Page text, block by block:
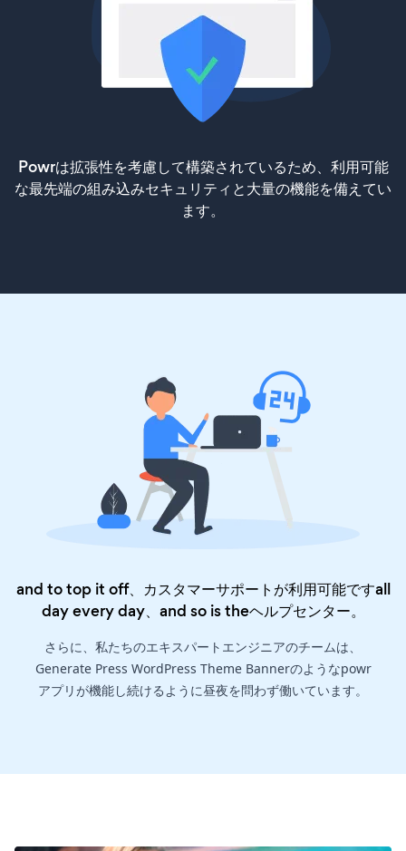
Powrは拡張性を考慮して構築されているため、利用可能
な最先端の組み込みセキュリティと大量の機能を備えてい
ます。
and to top it off、カスタマーサポートが利用可能ですall
day every day、and so is theヘルプセンター。
さらに、私たちのエキスパートエンジニアのチームは、
Generate Press WordPress Theme Bannerのようなpowr
アプリが機能し続けるように昼夜を問わず働いています。